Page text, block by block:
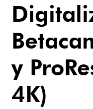
y
4K)